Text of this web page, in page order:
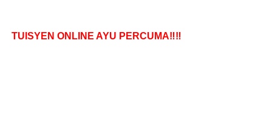
TUISYEN ONLINE AYU PERCUMA‼️‼️